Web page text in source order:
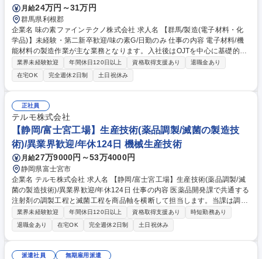
月給24万円～31万円
群馬県利根郡
企業名 味の素ファインテクノ株式会社 求人名 【群馬/製造(電子材料・化
学品)】未経験・第二新卒歓迎/味の素G/日勤のみ 仕事の内容 電子材料/機
能材料の製造作業が主な業務となります。入社後はOJTを中心に基礎的な
業務から育成を実施します。マテハンでの原材料取扱い、各種生産機器の
操作・監視測定および記録などの作業がメインです。 【業務習得につい
て】作業において手順書がありそちらに沿って業務を遂行していただくた
め未経験の方でも安心して就業いただけます。 【業務詳細】■安全衛生活
動 ■改善提案活動 ■簡単な技術検討、設備保全グループへの修理依頼等 ■
各マネジメントシステムの運用と改善 ■現場の4S維持 ■工場内での電子材
料などの製造作業 募集職種 【群馬/製造(電子材料・化学品)】未経験・第
二新卒歓迎/味の素G/日勤のみ
業界未経験歓迎 年間休日120日以上 資格取得支援あり
退職金あり
在宅OK
完全週休2日制 土日祝休み
正社員
テルモ株式会社
【静岡/富士宮工場】生産技術(薬品調製/滅菌の製造技
術)/異業界歓迎/年休124日 機械生産技術
月給27万9000円～53万4000円
静岡県富士宮市
企業名 テルモ株式会社 求人名 【静岡/富士宮工場】生産技術(薬品調製/滅
菌の製造技術)/異業界歓迎/年休124日 仕事の内容 医薬品開発課で共通する
注射剤の調製工程と滅菌工程を商品軸を横断して担当します。当課は調整
チームと滅菌チームに分かれており、ご経験に応じていずれかに配属され
ます。（20名規模の組織です） 【職務内容】■医薬品製造に不可欠な水・
調製・滅菌などの製造設備技術設定、バリデーション業務 ■新規生産技術
の探索(今後、凍結乾燥やコーティング分野にも拡大予定) ■新規ラインの
立ち上げ、既存ラインの改善・改良の立案と実行 ■レギュレーションや規
業界未経験歓迎 年間休日120日以上 資格取得支援あり
時短勤務あり
退職金あり
在宅OK 完全週休2日制 土日祝休み
派遣社員 無期雇用派遣